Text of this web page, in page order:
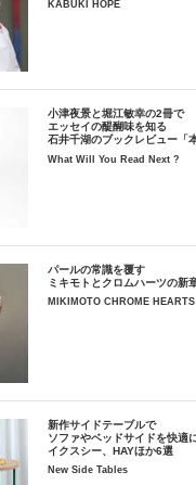
KABUKI HOPE
小津夜景と堀江敏幸の2冊で
エッセイの醍醐味を知る
石井千湖のブックレビュー「
What Will You Read Next ?
パールの常識を覆す
ミキモトとクロムハーツの新
MIKIMOTO CHROME HEARTS
新作サイドテーブルで
ソファやベッドサイドを快適に
イクスシー、HAYほか6選
New Side Tables